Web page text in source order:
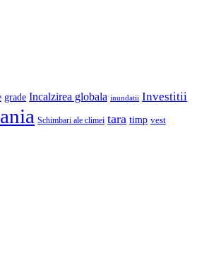
grade Incalzirea globala inundatii Investitii
Schimbari ale climei tara timp vest